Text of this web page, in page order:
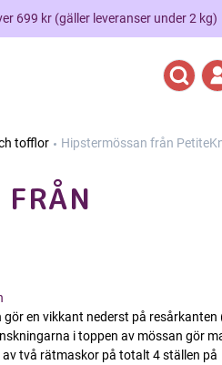
699 kr (gäller leveranser under 2
tofflor Hipstermössan från
en vikkant nederst på resårkanten
i toppen av mössan gör
två rätmaskor på totalt 4 ställen på